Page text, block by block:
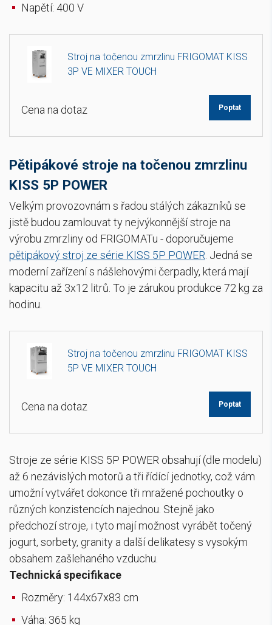
Napětí: 400 V
Stroj na točenou zmrzlinu FRIGOMAT KISS
3P VE MIXER TOUCH
Cena na dotaz Poptat
Pětipákové stroje na točenou zmrzlinu
KISS 5P POWER
Velkým provozovnám s řadou stálých zákazníků se
jistě budou zamlouvat ty nejvýkonnější stroje na
výrobu zmrzliny od FRIGOMATu - doporučujeme
pětipákový stroj ze série KISS 5P POWER. Jedná se
moderní zařízení s nášlehovými čerpadly, která mají
kapacitu až 3x12 litrů. To je zárukou produkce 72 kg za
hodinu.
Stroj na točenou zmrzlinu FRIGOMAT KISS
5P VE MIXER TOUCH
Cena na dotaz Poptat
Stroje ze série KISS 5P POWER obsahují (dle modelu)
až 6 nezávislých motorů a tři řídící jednotky, což vám
umožní vytvářet dokonce tři mražené pochoutky o
různých konzistencích najednou. Stejně jako
předchozí stroje, i tyto mají možnost vyrábět točený
jogurt, sorbety, granity a další delikatesy s vysokým
obsahem zašlehaného vzduchu.
Technická specifikace
Rozměry: 144x67x83 cm
Váha: 365 kg